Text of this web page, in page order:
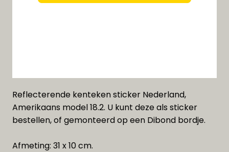
Reflecterende kenteken sticker Nederland,
Amerikaans model 18.2. U kunt deze als sticker
bestellen, of gemonteerd op een Dibond bordje.
Afmeting: 31 x 10 cm.